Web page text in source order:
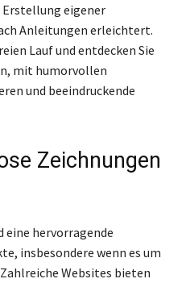
Erstellung eigener
Anleitungen erleichtert.
Lauf und entdecken Sie
mit humorvollen
und beeindruckende
Zeichnungen
eine hervorragende
insbesondere wenn es um
Websites bieten